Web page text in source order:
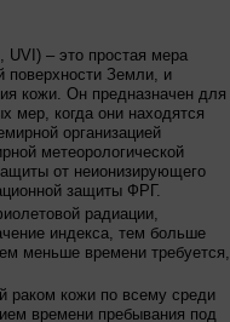
– это простая мера
поверхности Земли, и
кожи. Он предназначен для
мер, когда они находятся
организацией
метеорологической
от неионизирующего
защиты ФРГ.
радиации,
индекса, тем больше
меньше времени требуется,
раком кожи по всему среди
времени пребывания под